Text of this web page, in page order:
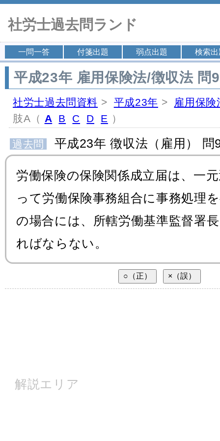
社労士過去問ランド
一問一答 付箋出題 弱点出題 検索出
平成23年 雇用保険法/徴収法 問
社労士過去問資料 > 平成23年 >
雇用保
肢A（ A B C D E ）
過去問 平成23年 徴収法（雇用） 問
労働保険の保険関係成立届は、一
って労働保険事務組合に事務処理
の場合には、所轄労働基準監督署
ればならない。
解説エリア